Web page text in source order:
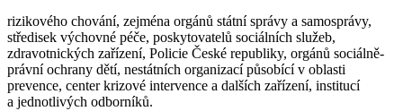
rizikového chování, zejména orgánů státní správy a samosprávy,
středisek výchovné péče, poskytovatelů sociálních služeb,
zdravotnických zařízení, Policie České republiky, orgánů sociálně-
právní ochrany dětí, nestátních organizací působící v oblasti
prevence, center krizové intervence a dalších zařízení, institucí
a jednotlivých odborníků.